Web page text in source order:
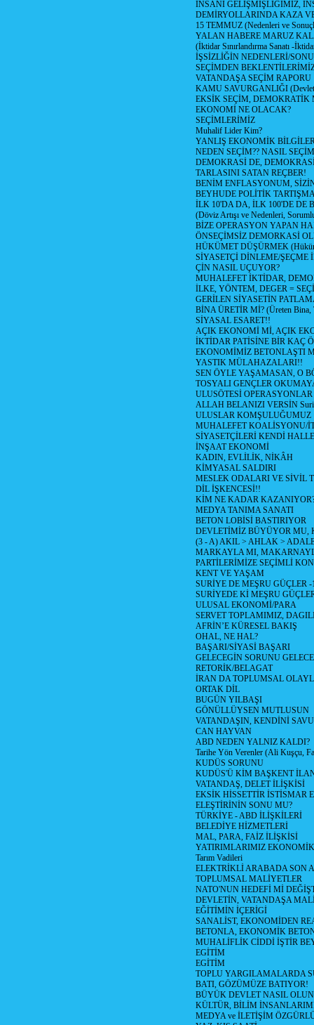
İNSANİ GELİŞMİŞLİĞİMİZ,
DEMİRYOLLARINDA KAZA
15 TEMMUZ (Nedenleri ve
YALAN HABERE MARUZ
(İktidar Sınırlandırma Sanatı -
İŞSİZLİĞİN NEDENLERİ/
SEÇİMDEN
VATANDAŞA SEÇİM RAPORU
KAMU SAVURGANLIĞI (Devlet
EKSİK SEÇİM, DEMOKRATİK
EKONOMİ NE OLACAK?
SEÇİMLERİMİZ
Muhalif Lider Kim?
YANLIŞ EKONOMİK
NEDEN SEÇİM?? NASIL
DEMOKRASİ DE,
TARLASINI SATAN REÇBER!
BENİM ENFLASYONUM,
BEYHUDE POLİTİK
İLK 10'DA DA, İLK 100'DE DE
(Döviz Artışı ve Nedenleri,
BİZE OPERASYON YAPAN
ÖNSEÇİMSİZ DEMORKASİ
HÜKÜMET DÜŞÜRMEK
SİYASETÇİ DİNLEME/ŞEÇME
ÇİN NASIL UÇUYOR?
MUHALEFET İKTİDAR,
İLKE, YÖNTEM, DEGER =
GERİLEN SİYASETİN
BİNA ÜRETİR Mİ? (Üreten Bina,
SİYASAL ESARET!!
AÇIK EKONOMİ Mİ, AÇIK
İKTİDAR PATİSİNE BİR KAÇ
EKONOMİMİZ BETONLAŞTI
YASTIK MÜLAHAZALARI!!
SEN ÖYLE YAŞAMASAN, O
TOSYALI GENÇLER
ULUSÖTESİ OPERASYONLAR
ALLAH BELANIZI VERSİN
ULUSLAR KOMŞULUĞUMUZ
MUHALEFET KOALİSYONU/
SİYASETÇİLERİ KENDİ
İNŞAAT EKONOMİ
KADIN, EVLİLİK, NİKÂH
KİMYASAL SALDIRI
MESLEK ODALARI VE SİVİL
DİL İŞKENCESİ!!
KİM NE KADAR
MEDYA TANIMA SANATI
BETON LOBİSİ BASTIRIYOR
DEVLETİMİZ BÜYÜYOR MU,
(3 - A) AKIL > AHLAK >
MARKAYLA MI,
PARTİLERİMİZE SEÇİMLİ
KENT VE YAŞAM
SURİYE DE MEŞRU GÜÇLER -
SURİYEDE Kİ MEŞRU
ULUSAL EKONOMİ/PARA
SERVET TOPLAMIMIZ,
AFRİN’E KÜRESEL BAKIŞ
OHAL, NE HAL?
BAŞARI/SİYASİ BAŞARI
GELECEGİN SORUNU
RETORİK/BELAGAT
İRAN DA TOPLUMSAL
ORTAK DİL
BUGÜN YILBAŞI
GÖNÜLLÜYSEN MUTLUSUN
VATANDAŞIN, KENDİNİ
CAN HAYVAN
ABD NEDEN YALNIZ KALDI?
Tarihe Yön Verenler (Ali Kuşçu,
KUDÜS SORUNU
KUDÜS'Ü KİM BAŞKENT
VATANDAŞ, DELET İLİŞKİSİ
EKSİK HİSSETTİR İSTİSMAR
ELEŞTİRİNİN SONU MU?
TÜRKİYE - ABD İLİŞKİLERİ
BELEDİYE HİZMETLERİ
MAL, PARA, FAİZ İLİŞKİSİ
YATIRIMLARIMIZ
Tarım Vadileri
ELEKTRİKLİ ARABADA SON
TOPLUMSAL MALİYETLER
NATO'NUN HEDEFİ Mİ
DEVLETİN, VATANDAŞA
EĞİTİMİN İÇERİGİ
SANALİST, EKONOMİDEN
BETONLA, EKONOMİK
MUHALİFLİK CİDDİ İŞTİR
EGİTİM
EGİTİM
TOPLU YARGILAMALARDA
BATI, GÖZÜMÜZE BATIYOR!
BÜYÜK DEVLET NASIL
KÜLTÜR, BİLİM
MEDYA ve İLETİŞİM